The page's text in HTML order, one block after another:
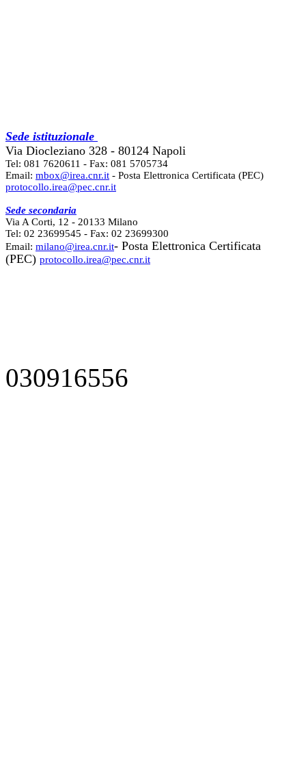
Sede istituzionale
Via Diocleziano 328 - 80124 Napoli
Tel: 081 7620611 - Fax: 081 5705734
Email: mbox@irea.cnr.it - Posta Elettronica Certificata (PEC)
protocollo.irea@pec.cnr.it
Sede secondaria
Via A Corti, 12 - 20133 Milano
Tel: 02 23699545 - Fax: 02 23699300
Email: milano@irea.cnr.it- Posta Elettronica Certificata
(PEC) protocollo.irea@pec.cnr.it
030916556